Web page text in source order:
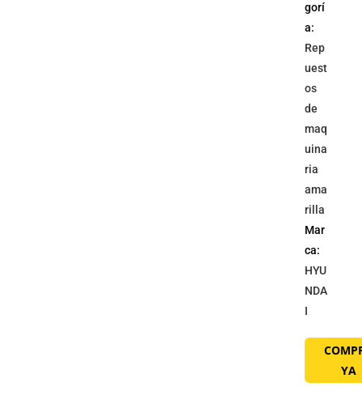
gorí
a:
Rep
uest
os
de
maq
uina
ria
ama
rilla
Mar
ca:
HYU
NDA
I
YA